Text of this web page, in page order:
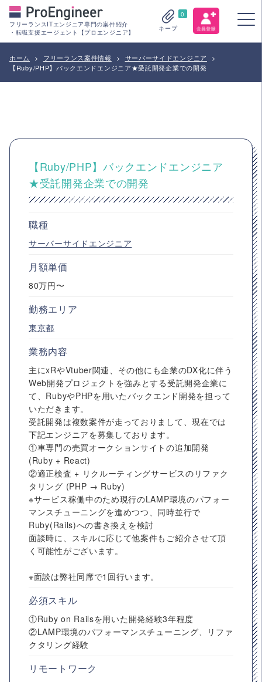
フリーランスITエンジニア専門の案件紹介
・転職支援エージェント【プロエンジニア】
0
キープ
ホーム > フリーランス案件情報 > サーバーサイドエンジニア
>
【Ruby/PHP】バックエンドエンジニア★受託開発企業での開発
【Ruby/PHP】バックエンドエンジニア
★受託開発企業での開発
職種
サーバーサイドエンジニア
月額単価
80万円〜
勤務エリア
東京都
業務内容
主にxRやVtuber関連、その他にも企業のDX化に伴う
Web開発プロジェクトを強みとする受託開発企業に
て、RubyやPHPを用いたバックエンド開発を担って
いただきます。
受託開発は複数案件が走っておりまして、現在では
下記エンジニアを募集しております。
①車専門の売買オークションサイトの追加開発
(Ruby + React)
②適正検査 + リクルーティングサービスのリファク
タリング (PHP → Ruby)
※サービス稼働中のため現行のLAMP環境のパフォー
マンスチューニングを進めつつ、同時並行で
Ruby(Rails)への書き換えを検討
面談時に、スキルに応じて他案件もご紹介させて頂
く可能性がございます。
※面談は弊社同席で1回行います。
必須スキル
①Ruby on Railsを用いた開発経験3年程度
②LAMP環境のパフォーマンスチューニング、リファ
クタリング経験
リモートワーク